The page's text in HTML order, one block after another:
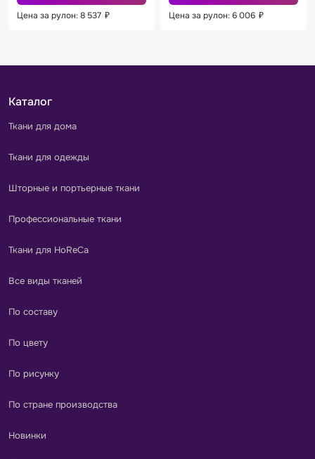
Цена за рулон: 8 537 ₽ Цена за рулон: 6 006 ₽
Каталог
Ткани для дома
Ткани для одежды
Шторные и портьерные ткани
Профессиональные ткани
Ткани для HoReCa
Все виды тканей
По составу
По цвету
По рисунку
По стране производства
Новинки